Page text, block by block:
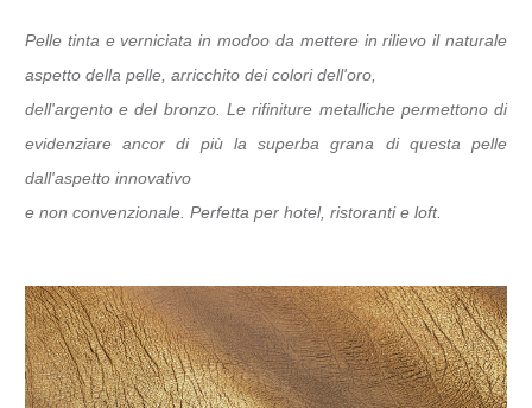
Pelle tinta e verniciata in modoo da mettere in rilievo il naturale
aspetto della pelle, arricchito dei colori dell'oro,
dell'argento e del bronzo. Le rifiniture metalliche permettono di
evidenziare ancor di più la superba grana di questa pelle
dall'aspetto innovativo
e non convenzionale. Perfetta per hotel, ristoranti e loft.